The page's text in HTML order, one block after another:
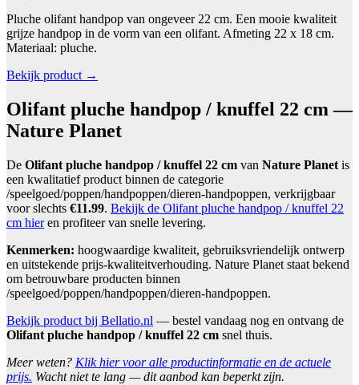
Pluche olifant handpop van ongeveer 22 cm. Een mooie kwaliteit
grijze handpop in de vorm van een olifant. Afmeting 22 x 18 cm.
Materiaal: pluche.
Bekijk product →
Olifant pluche handpop / knuffel 22 cm —
Nature Planet
De Olifant pluche handpop / knuffel 22 cm van Nature Planet is
een kwalitatief product binnen de categorie
/speelgoed/poppen/handpoppen/dieren-handpoppen, verkrijgbaar
voor slechts €11.99. Bekijk de Olifant pluche handpop / knuffel 22
cm hieren profiteer van snelle levering.
Kenmerken: hoogwaardige kwaliteit, gebruiksvriendelijk ontwerp
en uitstekende prijs-kwaliteitverhouding. Nature Planet staat bekend
om betrouwbare producten binnen
/speelgoed/poppen/handpoppen/dieren-handpoppen.
Bekijk product bij Bellatio.nl — bestel vandaag nog en ontvang de
Olifant pluche handpop / knuffel 22 cm snel thuis.
Meer weten? Klik hier voor alle productinformatie en de actuele
prijs. Wacht niet te lang — dit aanbod kan beperkt zijn.